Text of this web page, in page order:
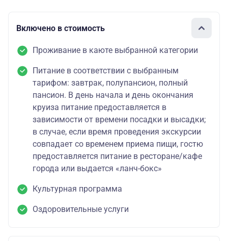
Включено в стоимость
Проживание в каюте выбранной категории
Питание в соответствии с выбранным
тарифом: завтрак, полупансион, полный
пансион. В день начала и день окончания
круиза питание предоставляется в
зависимости от времени посадки и высадки;
в случае, если время проведения экскурсии
совпадает со временем приема пищи, гостю
предоставляется питание в ресторане/кафе
города или выдается «ланч-бокс»
Культурная программа
Оздоровительные услуги